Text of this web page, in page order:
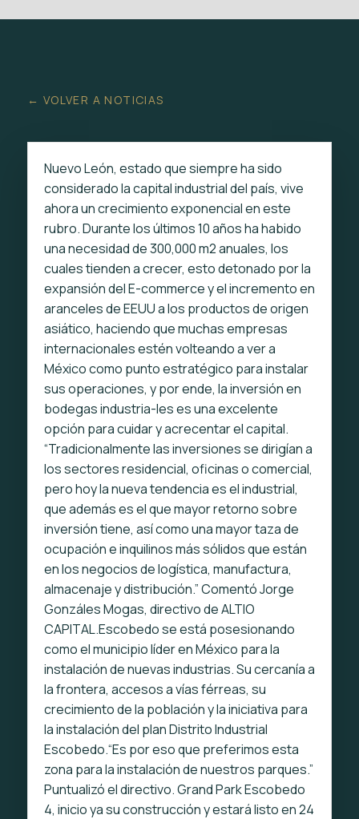
← VOLVER A NOTICIAS
Nuevo León, estado que siempre ha sido
considerado la capital industrial del país, vive
ahora un crecimiento exponencial en este
rubro. Durante los últimos 10 años ha habido
una necesidad de 300,000 m2 anuales, los
cuales tienden a crecer, esto detonado por la
expansión del E-commerce y el incremento en
aranceles de EEUU a los productos de origen
asiático, haciendo que muchas empresas
internacionales estén volteando a ver a
México como punto estratégico para instalar
sus operaciones, y por ende, la inversión en
bodegas industria-les es una excelente
opción para cuidar y acrecentar el capital.
“Tradicionalmente las inversiones se dirigían a
los sectores residencial, oficinas o comercial,
pero hoy la nueva tendencia es el industrial,
que además es el que mayor retorno sobre
inversión tiene, así como una mayor taza de
ocupación e inquilinos más sólidos que están
en los negocios de logística, manufactura,
almacenaje y distribución.” Comentó Jorge
Gonzáles Mogas, directivo de ALTIO
CAPITAL.Escobedo se está posesionando
como el municipio líder en México para la
instalación de nuevas industrias. Su cercanía a
la frontera, accesos a vías férreas, su
crecimiento de la población y la iniciativa para
la instalación del plan Distrito Industrial
Escobedo.“Es por eso que preferimos esta
zona para la instalación de nuestros parques.”
Puntualizó el directivo.Grand Park Escobedo
4, inicio ya su construcción y estará listo en 24